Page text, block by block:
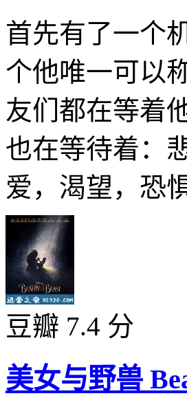
首先有了一个
个他唯一可以
友们都在等着
也在等待着：
爱，渴望，恐
豆瓣 7.4 分
美女与野兽